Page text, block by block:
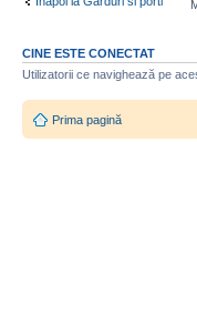
CINE ESTE CONECTAT
Utilizatorii ce navighează pe
Prima pagină